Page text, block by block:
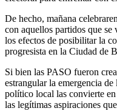
De hecho, mañana
con aquellos partidos que se
los efectos de posibilitar la
progresista en la Ciudad de
Si bien las PASO fueron
estrangular la emergencia
político local las convierte
las legítimas aspiraciones